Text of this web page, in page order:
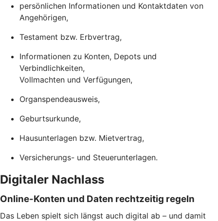
persönlichen Informationen und Kontaktdaten von
Angehörigen,
Testament bzw. Erbvertrag,
Informationen zu Konten, Depots und
Verbindlichkeiten,
Vollmachten und Verfügungen,
Organspendeausweis,
Geburtsurkunde,
Hausunterlagen bzw. Mietvertrag,
Versicherungs- und Steuerunterlagen.
Digitaler Nachlass
Online-Konten und Daten rechtzeitig regeln
Das Leben spielt sich längst auch digital ab – und damit